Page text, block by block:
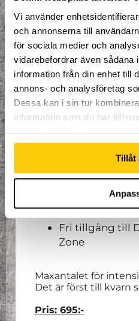
Vi använder
och annonserna till
för sociala medier och
vidarebefordrar även sådana
information från din enhet till
annons- och analysföretag
Dessa kan i sin tur
information som du har
Tillåt
som erfarna.
instruktören Linus
gränser med
Nordens största
Intensivkursen
och 16:00, med en
lunch. Under dessa 5
introduceras
inom parkour/
personligt
Vad som ingår i priset:
Fri tillgång till
Lunch
Fri tillgång till
Zone
Maxantalet för
Det är först till kvarn
Pris: 695:-